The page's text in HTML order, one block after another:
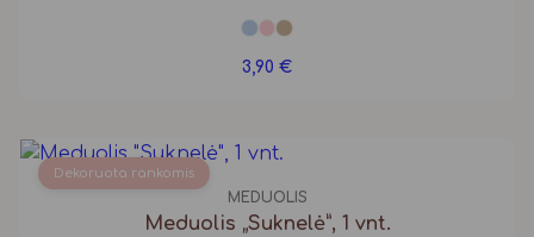
3,90 €
Dekoruota rankomis
MEDUOLIS
Meduolis „Suknelė”, 1 vnt.